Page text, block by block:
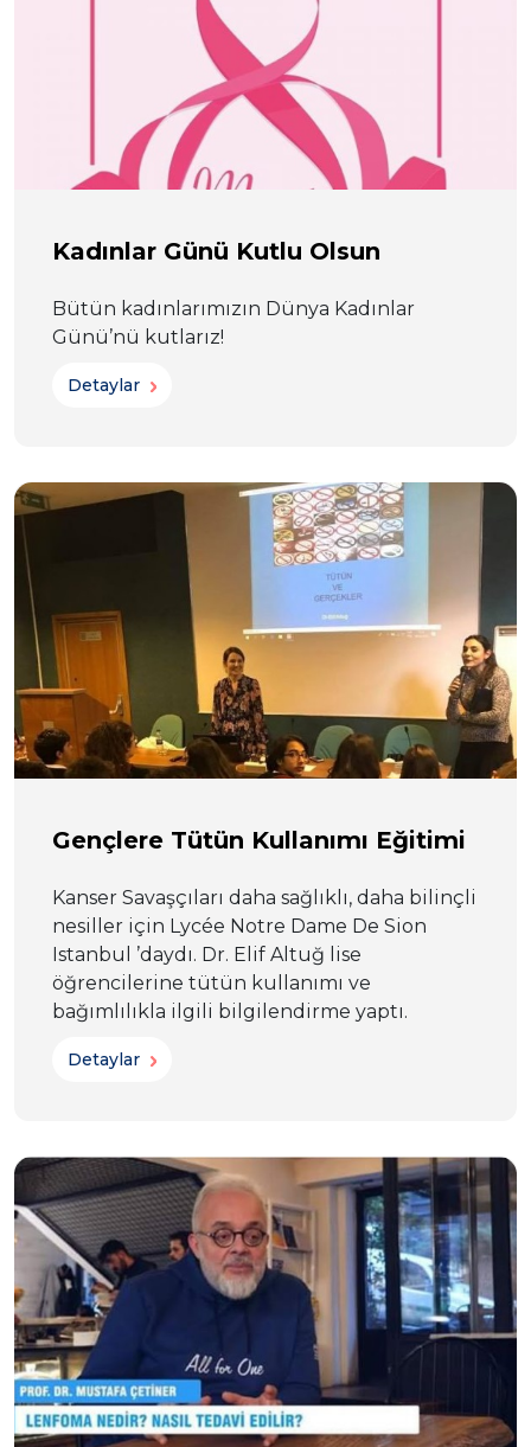
Kadınlar Günü Kutlu Olsun
Bütün kadınlarımızın Dünya Kadınlar
Günü’nü kutlarız!
Detaylar
Gençlere Tütün Kullanımı Eğitimi
Kanser Savaşçıları daha sağlıklı, daha bilinçli
nesiller için Lycée Notre Dame De Sion
Istanbul ’daydı. Dr. Elif Altuğ lise
öğrencilerine tütün kullanımı ve
bağımlılıkla ilgili bilgilendirme yaptı.
Detaylar